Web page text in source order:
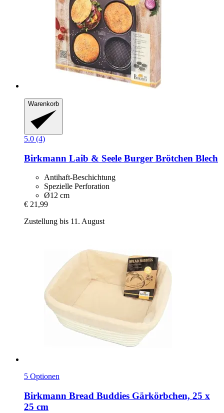
Warenkorb
5.0 (4)
Birkmann Laib & Seele Burger Brötchen Blech
Antihaft-Beschichtung
Spezielle Perforation
Ø12 cm
€ 21,99
Zustellung bis 11. August
5 Optionen
Birkmann Bread Buddies Gärkörbchen, 25 x
25 cm